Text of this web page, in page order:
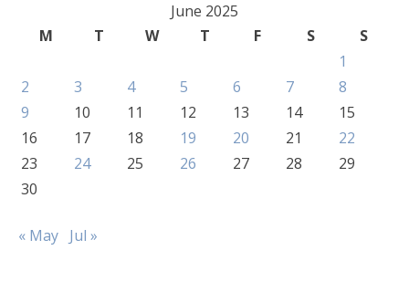
June 2025
M
T W T F S
S
1
2
3 4 5 6 7
8
9
10 11 12 13 14
15
16
17 18 19 20 21
22
23
24 25 26 27 28
29
30
« May Jul »